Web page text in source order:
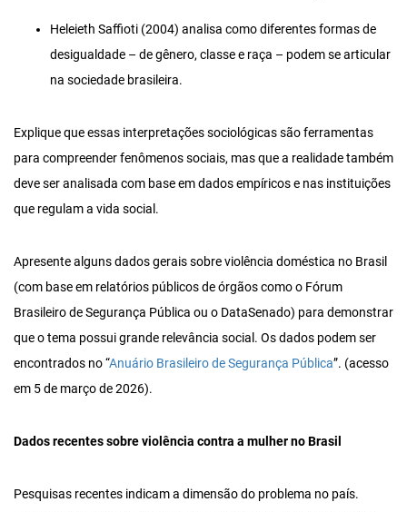
Heleieth Saffioti (2004) analisa como diferentes formas de
desigualdade – de gênero, classe e raça – podem se articular
na sociedade brasileira.
Explique que essas interpretações sociológicas são ferramentas
para compreender fenômenos sociais, mas que a realidade também
deve ser analisada com base em dados empíricos e nas instituições
que regulam a vida social.
Apresente alguns dados gerais sobre violência doméstica no Brasil
(com base em relatórios públicos de órgãos como o Fórum
Brasileiro de Segurança Pública ou o DataSenado) para demonstrar
que o tema possui grande relevância social. Os dados podem ser
encontrados no “Anuário Brasileiro de Segurança Pública”. (acesso
em 5 de março de 2026).
Dados recentes sobre violência contra a mulher no Brasil
Pesquisas recentes indicam a dimensão do problema no país.